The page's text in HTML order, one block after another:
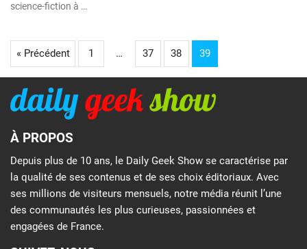
science-fiction à …
« Précédent 1 … 37 38 39
À PROPOS
Depuis plus de 10 ans, le Daily Geek Show se caractérise par
la qualité de ses contenus et de ses choix éditoriaux. Avec
ses millions de visiteurs mensuels, notre média réunit l’une
des communautés les plus curieuses, passionnées et
engagées de France.